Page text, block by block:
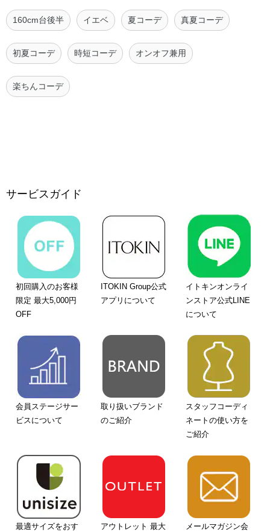
160cm台後半 イエベ 夏コーデ 真夏コーデ
初夏コーデ 時短コーデ オンオフ兼用
楽ちんコーデ
サービスガイド
初回購入のお客様
限定 最大5,000円
OFF
ITOKIN Group公式
アプリについて
イトキンオンライ
ンストア公式LINE
について
会員ステージサー
ビスについて
取り扱いブランド
のご紹介
スタッフコーディ
ネートの使い方を
ご紹介
最適サイズをおす
アウトレット 最大
メールマガジン会